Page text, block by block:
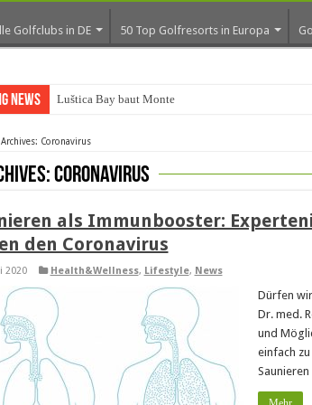
Golfclubs in DE 50 Top Golfresorts in Europa
News Luštica Bay baut Montenegros e
Archives: Coronavirus
Coronavirus
als Immunbooster:
den Coronavirus
2020 Health&Wellness, Lifestyle, News
Dürfen
Dr. med.
und
einfach